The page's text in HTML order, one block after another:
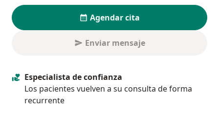
Agendar cita
Enviar mensaje
Especialista de confianza
Los pacientes vuelven a su consulta de forma
recurrente